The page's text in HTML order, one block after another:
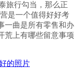
旅行勾当，那么正
是一个值得好好考
一曲是所有零售和办
荒上有哪些留意事项
的照片